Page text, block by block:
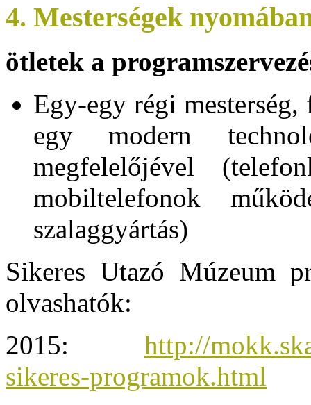
4. Mesterségek
ötletek a
Egy-egy régi mesterség,
egy modern
megfelelőjével
mobiltelefonok
szalaggyártás)
Sikeres Utazó Múzeum
olvashatók:
2015: http://
sikeres-programok.html